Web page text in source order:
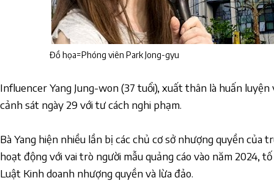
Đồ họa=Phóng viên Park Jong-gyu
Influencer Yang Jung-won (37 tuổi), xuất thân là huấn
cảnh sát ngày 29 với tư cách nghi phạm.
Bà Yang hiện nhiều lần bị các chủ cơ sở nhượng quyền của
hoạt động với vai trò người mẫu quảng cáo vào năm 2024,
Luật Kinh doanh nhượng quyền và lừa đảo.